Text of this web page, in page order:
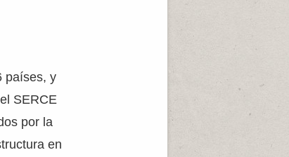
países, y
SERCE
por la
en